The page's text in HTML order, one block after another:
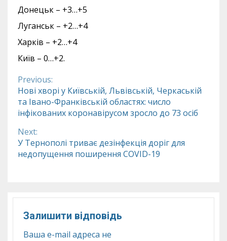
Донецьк – +3…+5
Луганськ – +2…+4
Харків – +2…+4
Київ – 0…+2.
Continue
Reading
Previous:
Нові хворі у Київській, Львівській, Черкаській
та Івано-Франківській областях: число
інфікованих коронавірусом зросло до 73 осіб
Next:
У Тернополі триває дезінфекція доріг для
недопущення поширення COVID-19
Залишити відповідь
Ваша e-mail адреса не